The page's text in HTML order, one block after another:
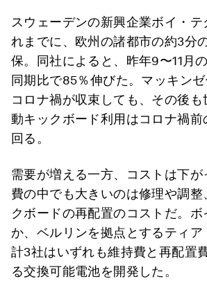
スウェーデンの新興企業ボイ・テ
れまでに、欧州の諸都市の約3分
保。同社によると、昨年9〜11月
同期比で85％伸びた。マッキンゼ
コロナ禍が収束しても、その後も
動キックボード利用はコロナ禍前
回る。
需要が増える一方、コストは下が
費の中でも大きいのは修理や調整
クボードの再配置のコストだ。ボ
か、ベルリンを拠点とするティア
計3社はいずれも維持費と再配置
る交換可能電池を開発した。